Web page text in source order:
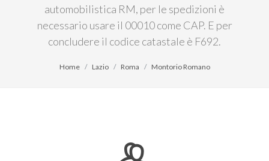
automobilistica RM, per le spedizioni è
necessario usare il 00010 come CAP. E per
concludere il codice catastale è F692.
Home Lazio Roma Montorio Romano